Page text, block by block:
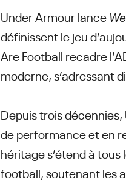
Under Armour lance
définissent le jeu
Are Football recadre
moderne, s’adressant
Depuis trois
de performance et en
héritage s’étend à
football, soutenant les